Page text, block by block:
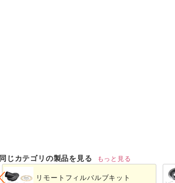
同じカテゴリの製品を見る もっと見る
リモートフィルバルブキット